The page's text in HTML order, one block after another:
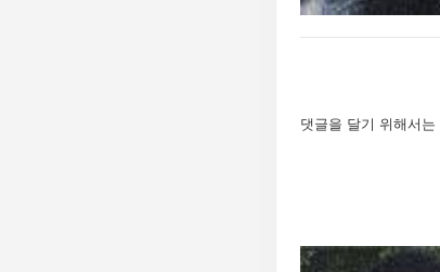
답
글
댓글을 달기 위해서는